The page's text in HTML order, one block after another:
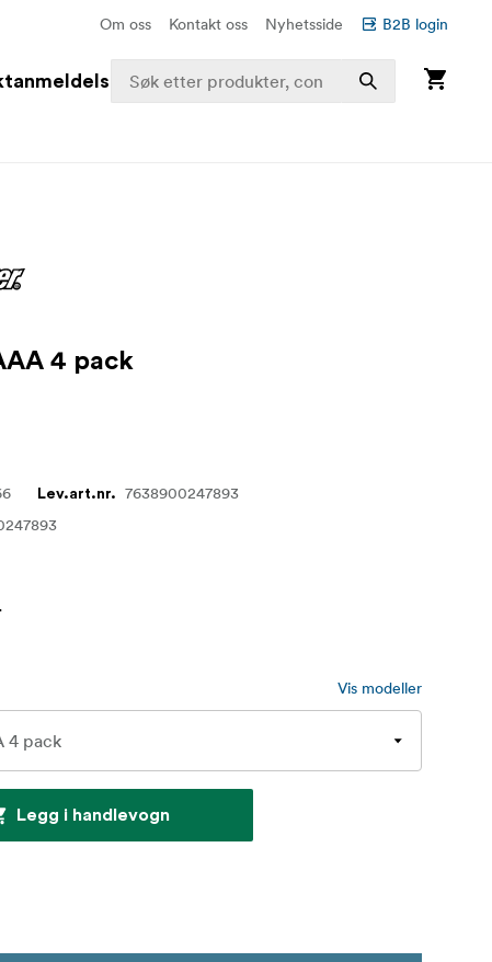
Om oss Kontakt oss Nyhetsside B2B login
4 pack
Lev.art.nr. 7638900247893
Vis modeller
Legg i handlevogn